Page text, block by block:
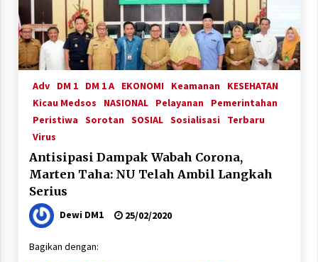
Adv DM 1 DM 1 A EKONOMI Keamanan
KESEHATAN
Kicau Medsos
NASIONAL Pelayanan
Pemerintahan
Peristiwa
Sorotan SOSIAL Sosialisasi
Terbaru
Virus
Antisipasi Dampak Wabah Corona,
Marten Taha: NU Telah Ambil Langkah
Serius
Dewi DM1 25/02/2020
Bagikan dengan: